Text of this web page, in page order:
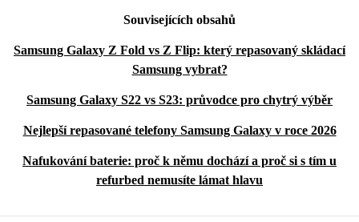
Souvisejících obsahů
Samsung Galaxy Z Fold vs Z Flip: který repasovaný skládací
Samsung vybrat?
Samsung Galaxy S22 vs S23: průvodce pro chytrý výběr
Nejlepší repasované telefony Samsung Galaxy v roce 2026
Nafukování baterie: proč k němu dochází a proč si s tím u
refurbed nemusíte lámat hlavu